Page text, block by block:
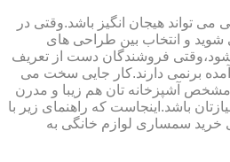
تواند هیجان انگیز باشد.وقتی در
و انتخاب بین طراحی های
فروشندگان دست از تعریف
آمده برنمی دارند.کار جایی سخت می
مشخص آشپزخانه تان هم زیبا و مدرن
باشد.اینجاست که راهنمای زیر با
سمساری لوازم خانگی به